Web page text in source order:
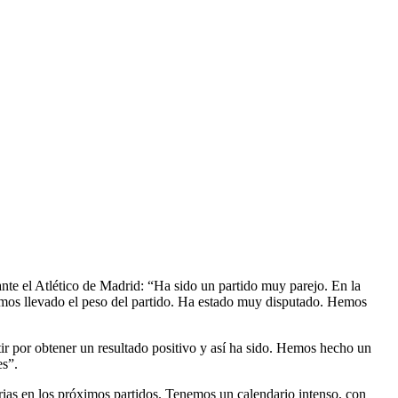
el Atlético de Madrid: “Ha sido un partido muy parejo. En la
llevado el peso del partido. Ha estado muy disputado. Hemos
por obtener un resultado positivo y así ha sido. Hemos hecho un
en los próximos partidos. Tenemos un calendario intenso, con